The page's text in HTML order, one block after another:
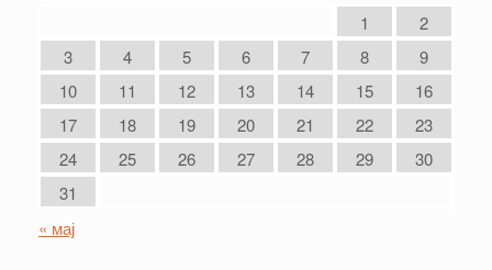
1
2
3
4 5 6 7 8
9
10
11 12 13 14 15
16
17
18 19 20 21 22
23
24
25 26 27 28 29
30
31
« мај